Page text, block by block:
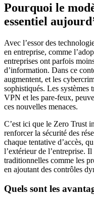
Pourquoi le
essentiel
Avec l’essor des
en entreprise, comme
entreprises ont parfois
d’information. Dans ce
augmentent, et les
sophistiqués. Les systèmes
VPN et les pare-feux,
ces nouvelles menaces.
C’est ici que le Zero Trust
renforcer la sécurité des
chaque tentative d’accès,
l’extérieur de l’entreprise.
traditionnelles comme les
en ajoutant des contrôles
Quels sont les